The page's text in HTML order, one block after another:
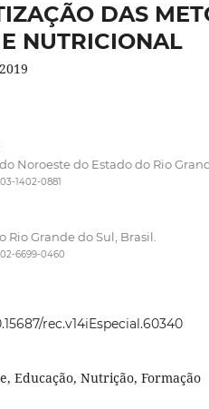
DAS
NUTRICIONAL
Noroeste do Estado do Rio
1402-0881
Rio Grande do Sul, Brasil.
6699-0460
rec.v14iEspecial.60340
Educação, Nutrição, Formação